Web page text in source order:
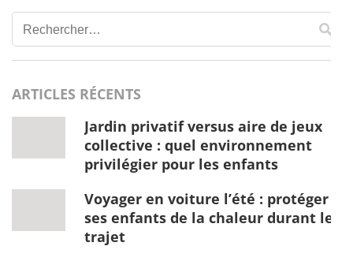
Rechercher :
ARTICLES RÉCENTS
Jardin privatif versus aire de jeux
collective : quel environnement
privilégier pour les enfants
Voyager en voiture l’été : protéger
ses enfants de la chaleur durant le
trajet